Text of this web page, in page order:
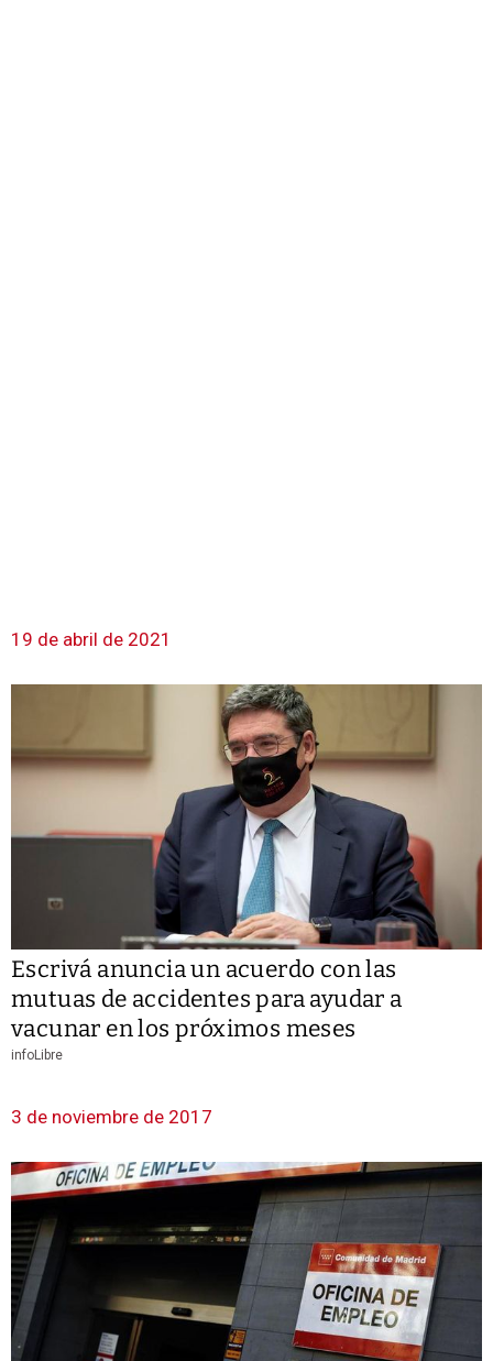
19 de abril de 2021
Escrivá anuncia un acuerdo con las
mutuas de accidentes para ayudar a
vacunar en los próximos meses
infoLibre
3 de noviembre de 2017